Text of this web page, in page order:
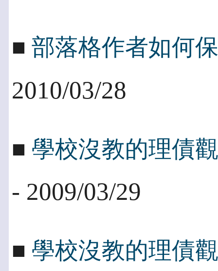
■ 部落格作者如何
2010/03/28
■ 學校沒教的理債
- 2009/03/29
■ 學校沒教的理債